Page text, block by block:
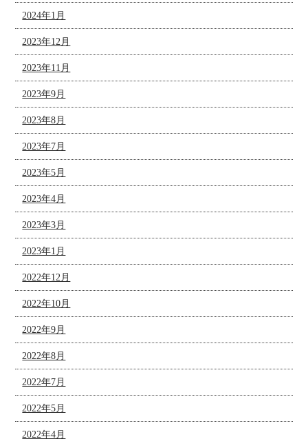
2024年1月
2023年12月
2023年11月
2023年9月
2023年8月
2023年7月
2023年5月
2023年4月
2023年3月
2023年1月
2022年12月
2022年10月
2022年9月
2022年8月
2022年7月
2022年5月
2022年4月